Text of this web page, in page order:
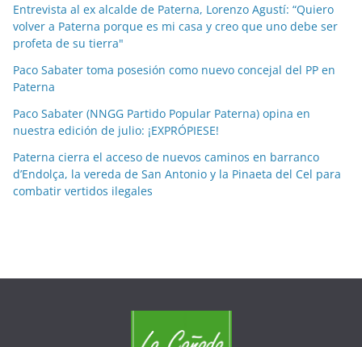
m
e
e
Entrevista al ex alcalde de Paterna, Lorenzo Agustí: “Quiero
volver a Paterna porque es mi casa y creo que uno debe ser
profeta de su tierra"
Paco Sabater toma posesión como nuevo concejal del PP en
Paterna
Paco Sabater (NNGG Partido Popular Paterna) opina en
nuestra edición de julio: ¡EXPRÓPIESE!
Paterna cierra el acceso de nuevos caminos en barranco
d’Endolça, la vereda de San Antonio y la Pinaeta del Cel para
combatir vertidos ilegales